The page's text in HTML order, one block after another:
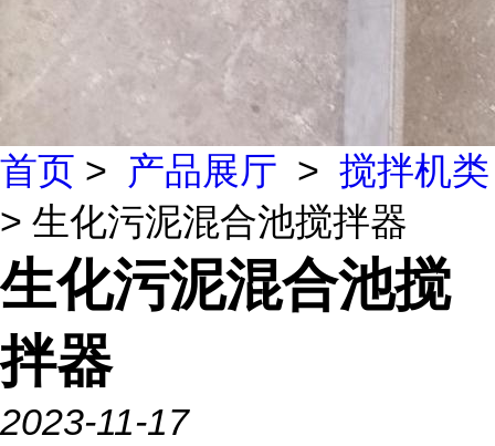
首页 > 产品展厅 > 搅拌机类
> 生化污泥混合池搅拌器
生化污泥混合池搅
拌器
2023-11-17